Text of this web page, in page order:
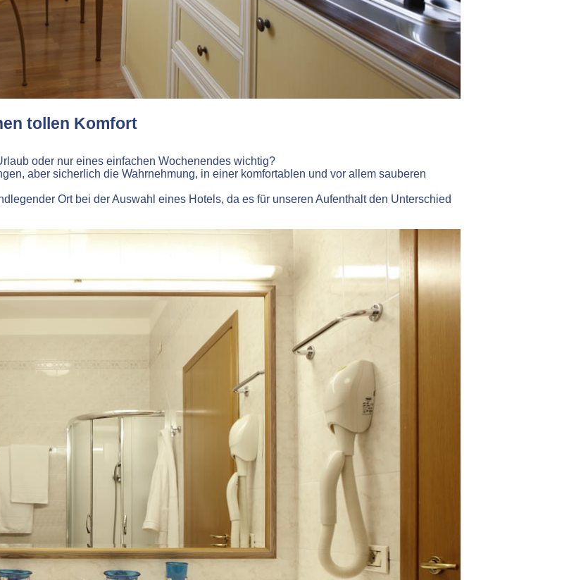
tollen Komfort
oder nur eines einfachen Wochenendes wichtig?
aber sicherlich die Wahrnehmung, in einer komfortablen und vor allem sauberen
Ort bei der Auswahl eines Hotels, da es für unseren Aufenthalt den Unterschied